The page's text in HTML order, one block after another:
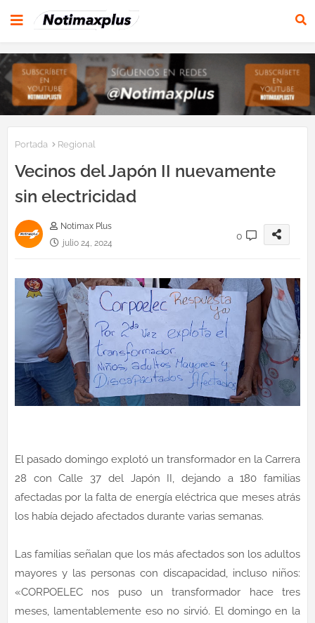
Portada Regional
Vecinos del Japón II nuevamente
sin electricidad
Notimax Plus
julio 24, 2024
0
El pasado domingo explotó un transformador en la Carrera
28 con Calle 37 del Japón II, dejando a 180 familias
afectadas por la falta de energía eléctrica que meses atrás
los había dejado afectados durante varias semanas.
Las familias señalan que los más afectados son los adultos
mayores y las personas con discapacidad, incluso niños:
«CORPOELEC nos puso un transformador hace tres
meses, lamentablemente eso no sirvió. El domingo en la